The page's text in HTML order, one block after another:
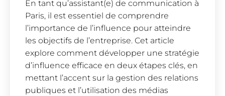
En tant qu’assistant(e) de communication à
Paris, il est essentiel de comprendre
l’importance de l’influence pour atteindre
les objectifs de l’entreprise. Cet article
explore comment développer une stratégie
d’influence efficace en deux étapes clés, en
mettant l’accent sur la gestion des relations
publiques et l’utilisation des médias